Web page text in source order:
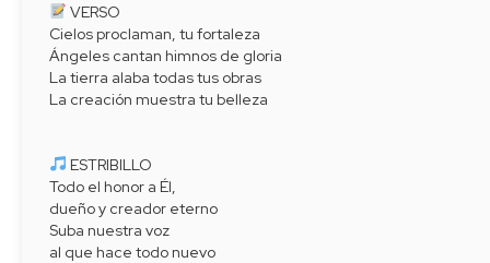
VERSO
Cielos proclaman, tu fortaleza
Ángeles cantan himnos de gloria
La tierra alaba todas tus obras
La creación muestra tu belleza
ESTRIBILLO
Todo el honor a Él,
dueño y creador eterno
Suba nuestra voz
al que hace todo nuevo